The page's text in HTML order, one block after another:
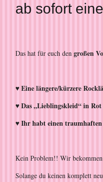
ab sofort
Das hat für euch den großen
♥ Eine längere/kürzere
♥ Das „Lieblingskleid“ in
♥ Ihr habt einen
Kein Problem!! Wir
Solange du keinen komplett